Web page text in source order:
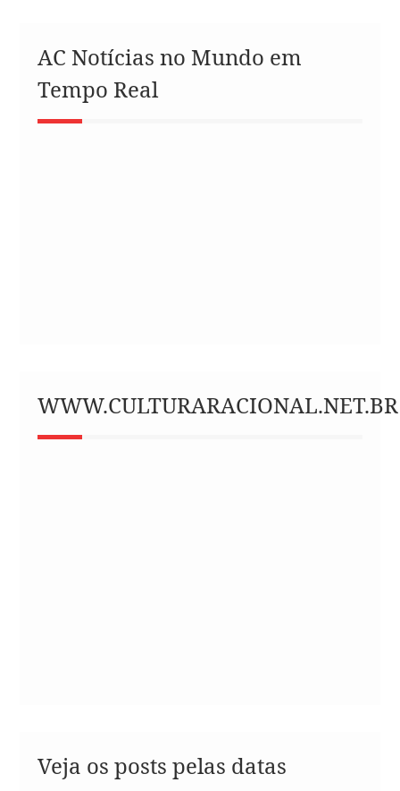
AC Notícias no Mundo em
Tempo Real
WWW.CULTURARACIONAL.NET.BR
Veja os posts pelas datas